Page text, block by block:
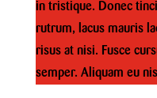
in tristique. Donec
rutrum, lacus mauris
risus at nisi. Fusce
semper. Aliquam eu